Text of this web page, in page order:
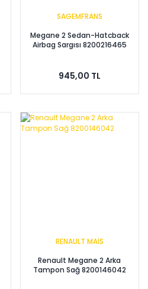
SAGEMFRANS
Megane 2 Sedan-Hatcback
Airbag Sargısı 8200216465
945,00 TL
RENAULT MAİS
Renault Megane 2 Arka
Tampon Sağ 8200146042